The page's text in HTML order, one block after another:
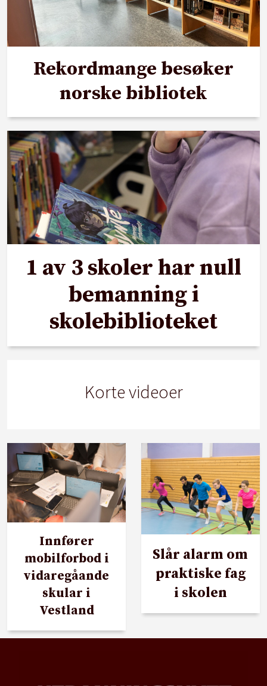
Rekordmange besøker
norske bibliotek
1 av 3 skoler har null
bemanning i
skolebiblioteket
Korte videoer
Innfører
mobilforbod i
vidaregåande
skular i
Vestland
Slår alarm om
praktiske fag
i skolen